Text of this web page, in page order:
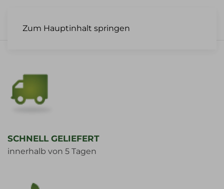
Zum Hauptinhalt springen
SCHNELL GELIEFERT
innerhalb von 5 Tagen